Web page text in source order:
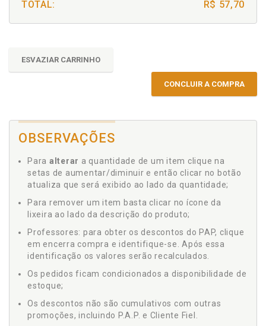
TOTAL: R$ 57,70
ESVAZIAR CARRINHO
CONCLUIR A COMPRA
OBSERVAÇÕES
Para alterar a quantidade de um item clique na
setas de aumentar/diminuir e então clicar no botão
atualiza que será exibido ao lado da quantidade;
Para remover um item basta clicar no ícone da
lixeira ao lado da descrição do produto;
Professores: para obter os descontos do PAP, clique
em encerra compra e identifique-se. Após essa
identificação os valores serão recalculados.
Os pedidos ficam condicionados a disponibilidade de
estoque;
Os descontos não são cumulativos com outras
promoções, incluindo P.A.P. e Cliente Fiel.